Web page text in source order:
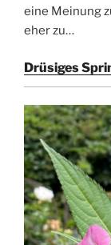
eine Meinung
eher zu…
Drüsiges